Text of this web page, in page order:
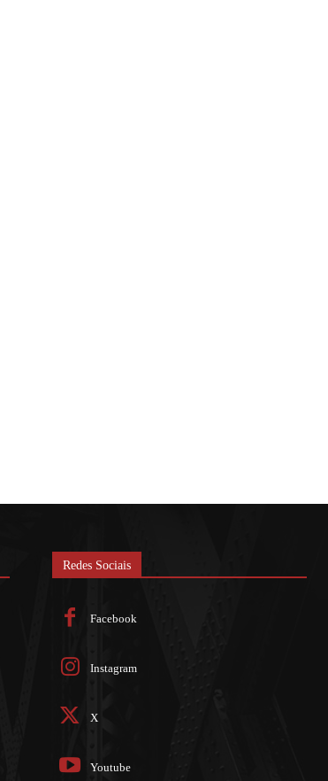
Redes Sociais
Facebook
Instagram
X
Youtube